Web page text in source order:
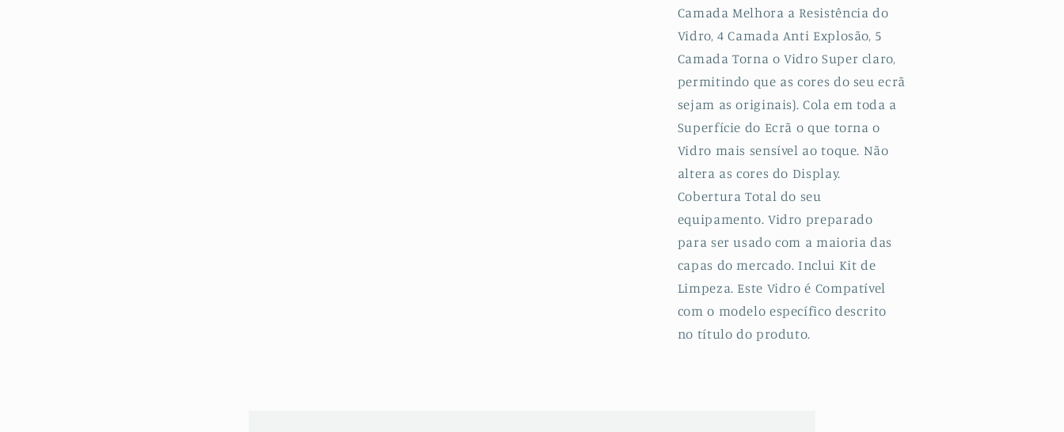
Camada Melhora a Resistência do
Vidro, 4 Camada Anti Explosão, 5
Camada Torna o Vidro Super claro,
permitindo que as cores do seu ecrã
sejam as originais). Cola em toda a
Superfície do Ecrã o que torna o
Vidro mais sensível ao toque. Não
altera as cores do Display.
Cobertura Total do seu
equipamento. Vidro preparado
para ser usado com a maioria das
capas do mercado. Inclui Kit de
Limpeza. Este Vidro é Compatível
com o modelo específico descrito
no título do produto.